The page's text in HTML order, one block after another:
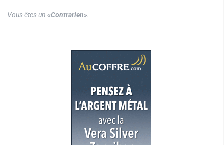
Vous êtes un «Contrarien».